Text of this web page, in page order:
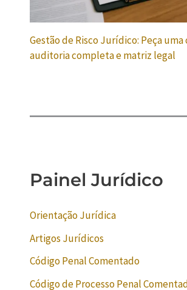
Gestão de Risco Jurídico: Peça uma
auditoria completa e matriz legal
Painel Jurídico
Orientação Jurídica
Artigos Jurídicos
Código Penal Comentado
Código de Processo Penal